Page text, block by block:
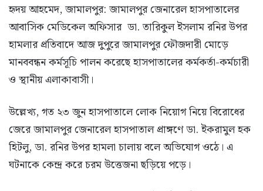
হৃদয় আহমেদ, জামালপুর: জামালপুর জেনারেল হাসপাতালের
আবাসিক মেডিকেল অফিসার ডা. তারিকুল ইসলাম রনির উপর
হামলার প্রতিবাদে আজ দুপুরে জামালপুর ফৌজদারী মোড়ে
মানববন্ধন কর্মসূচি পালন করেছে হাসপাতালের কর্মকর্তা-কর্মচারী
ও স্থানীয় এলাকাবাসী।
উল্লেখ্য, গত ২৩ জুন হাসপাতালে লোক নিয়োগ নিয়ে বিরোধের
জেরে জামালপুর জেনারেল হাসপাতাল প্রাঙ্গণে ডা. ইকরামুল হক
হিটলু, ডা. রনির উপর হামলা চালায় বলে অভিযোগ ওঠে। এ
ঘটনাকে কেন্দ্র করে চরম উত্তেজনা ছড়িয়ে পড়ে।